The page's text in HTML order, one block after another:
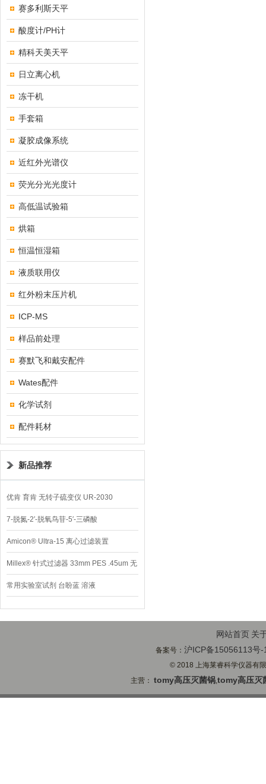
赛多利斯天平
酸度计/PH计
精科天美天平
日立离心机
冻干机
手套箱
凝胶成像系统
近红外光谱仪
荧光分光光度计
高低温试验箱
烘箱
恒温恒湿箱
液质联用仪
红外粉末压片机
ICP-MS
样品前处理
赛默飞和戴安配件
Wates配件
化学试剂
配件耗材
新品推荐
优肯 育肯 无转子硫变仪 UR-2030
7-脱氮-2′-脱氧鸟苷-5′-三磷酸
Amicon® Ultra-15 离心过滤装置
Millex® 针式过滤器 33mm PES .45um 无
菌
常用实验室试剂 台盼蓝 溶液
网站首页 关
备案号：沪ICP备15056113号-
© 2018 上海莱睿科学仪器有
主营：tomy高压灭菌锅,tomy高压灭